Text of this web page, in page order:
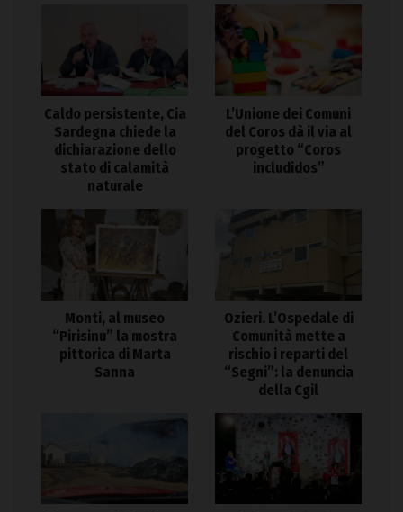
Caldo persistente, Cia
Sardegna chiede la
dichiarazione dello
stato di calamità
naturale
L’Unione dei Comuni
del Coros dà il via al
progetto “Coros
includidos”
Monti, al museo
“Pirisinu” la mostra
pittorica di Marta
Sanna
Ozieri. L’Ospedale di
Comunità mette a
rischio i reparti del
“Segni”: la denuncia
della Cgil